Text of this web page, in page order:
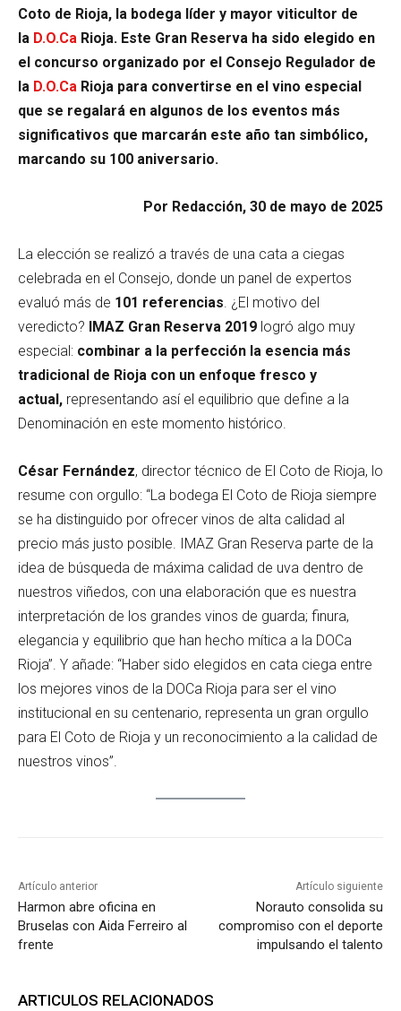
Coto de Rioja, la bodega líder y mayor viticultor de
la D.O.Ca Rioja. Este Gran Reserva ha sido elegido en
el concurso organizado por el Consejo Regulador de
la D.O.Ca Rioja para convertirse en el vino especial
que se regalará en algunos de los eventos más
significativos que marcarán este año tan simbólico,
marcando su 100 aniversario.
Por Redacción, 30 de mayo de 2025
La elección se realizó a través de una cata a ciegas
celebrada en el Consejo, donde un panel de expertos
evaluó más de 101 referencias. ¿El motivo del
veredicto?
IMAZ Gran Reserva 2019 logró algo muy
especial: combinar a la perfección la esencia más
tradicional de Rioja con un enfoque fresco y
actual, representando así el equilibrio que define a la
Denominación en este momento histórico.
César Fernández, director técnico de El Coto de Rioja, lo
resume con orgullo: “La bodega El Coto de Rioja siempre
se ha distinguido por ofrecer vinos de alta calidad al
precio más justo posible. IMAZ Gran Reserva parte de la
idea de búsqueda de máxima calidad de uva dentro de
nuestros viñedos, con una elaboración que es nuestra
interpretación de los grandes vinos de guarda; finura,
elegancia y equilibrio que han hecho mítica a la DOCa
Rioja”. Y añade: “Haber sido elegidos en cata ciega entre
los mejores vinos de la DOCa Rioja para ser el vino
institucional en su centenario, representa un gran orgullo
para El Coto de Rioja y un reconocimiento a la calidad de
nuestros vinos”.
Artículo anterior
Harmon abre oficina en
Bruselas con Aida Ferreiro al
frente
Artículo siguiente
Norauto consolida su
compromiso con el deporte
impulsando el talento
ARTICULOS RELACIONADOS